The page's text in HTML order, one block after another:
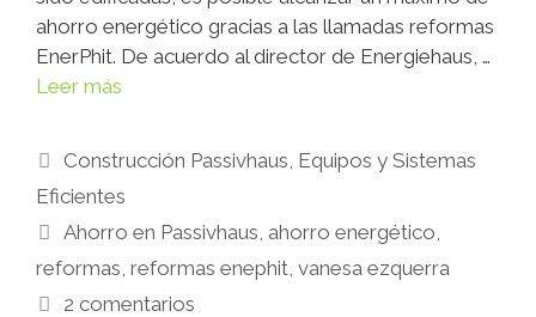
ahorro energético gracias a las llamadas reformas
EnerPhit. De acuerdo al director de Energiehaus, …
Leer más
Construcción Passivhaus Equipos y Sistemas
Eficientes
Ahorro en Passivhaus ahorro energético
reformas reformas enephit vanesa ezquerra
2 comentarios